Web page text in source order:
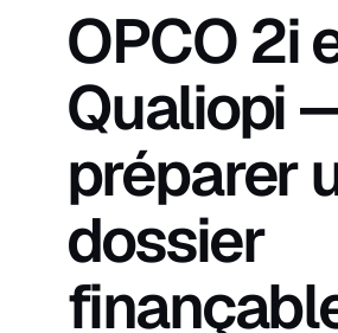
OPCO 2i
Qualiopi
préparer
dossier